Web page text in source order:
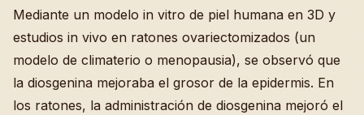
Mediante un modelo in vitro de piel humana en 3D y
estudios in vivo en ratones ovariectomizados (un
modelo de climaterio o menopausia), se observó que
la diosgenina mejoraba el grosor de la epidermis. En
los ratones, la administración de diosgenina mejoró el